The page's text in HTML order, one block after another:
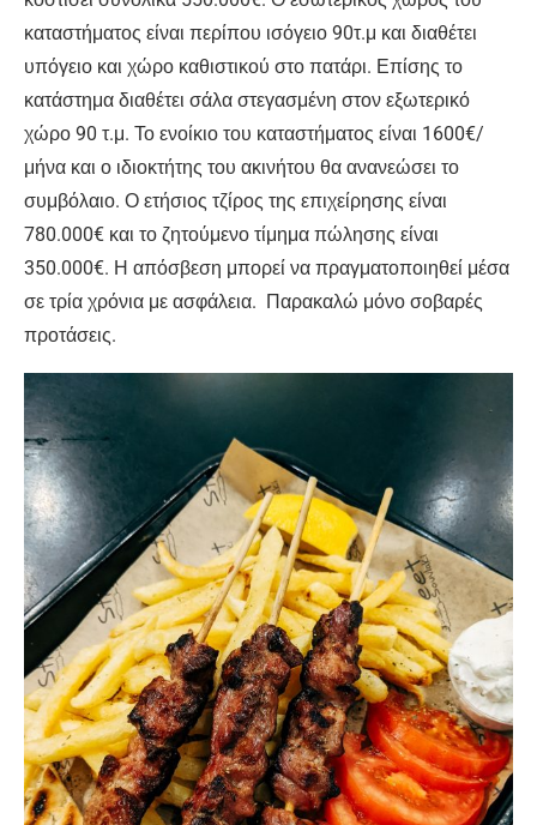
καταστήματος είναι περίπου ισόγειο 90τ.μ και διαθέτει
υπόγειο και χώρο καθιστικού στο πατάρι. Επίσης το
κατάστημα διαθέτει σάλα στεγασμένη στον εξωτερικό
χώρο 90 τ.μ. Το ενοίκιο του καταστήματος είναι 1600€/
μήνα και ο ιδιοκτήτης του ακινήτου θα ανανεώσει το
συμβόλαιο. Ο ετήσιος τζίρος της επιχείρησης είναι
780.000€ και το ζητούμενο τίμημα πώλησης είναι
350.000€. Η απόσβεση μπορεί να πραγματοποιηθεί μέσα
σε τρία χρόνια με ασφάλεια. Παρακαλώ μόνο σοβαρές
προτάσεις.